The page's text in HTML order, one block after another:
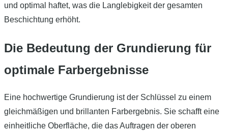
und optimal haftet, was die Langlebigkeit der gesamten
Beschichtung erhöht.
Die Bedeutung der Grundierung für
optimale Farbergebnisse
Eine hochwertige Grundierung ist der Schlüssel zu einem
gleichmäßigen und brillanten Farbergebnis. Sie schafft eine
einheitliche Oberfläche, die das Auftragen der oberen